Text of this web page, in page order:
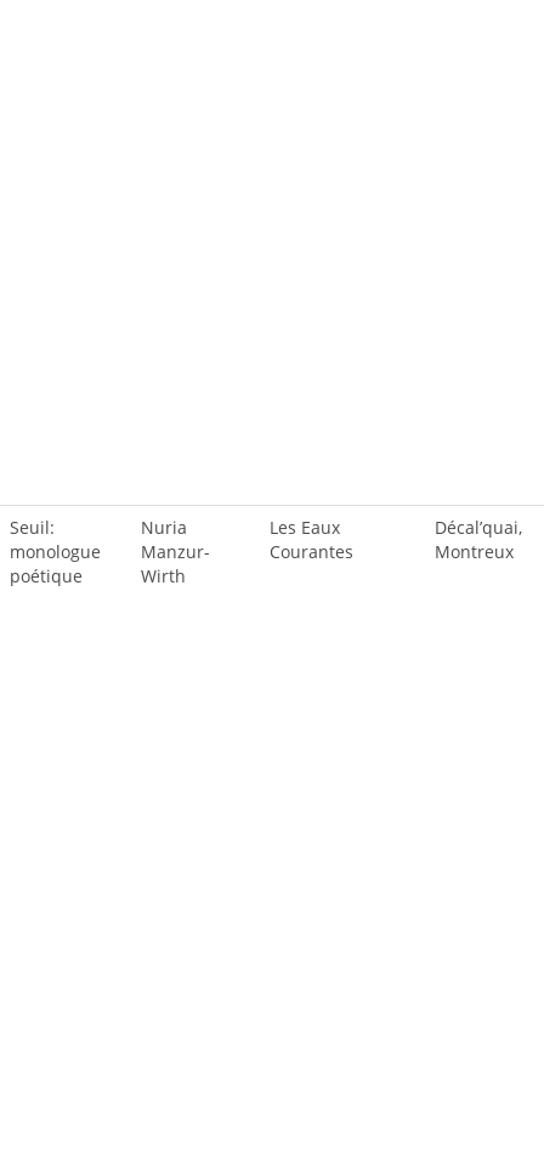
Seuil:
monologue
poétique
Nuria
Manzur-
Wirth
Les Eaux
Courantes
Décal’quai,
Montreux